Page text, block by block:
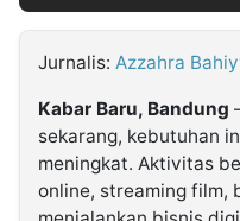
Jurnalis: Azzahra
Kabar Baru, Bandung
sekarang, kebutuhan
meningkat. Aktivitas
online, streaming film,